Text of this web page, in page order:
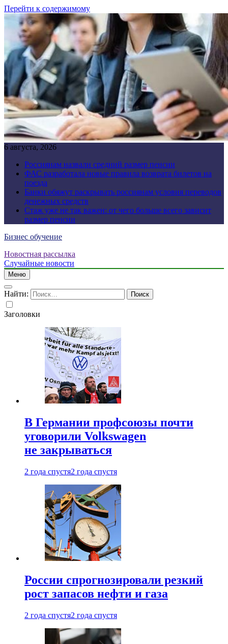
Перейти к содержимому
6 августа, 2026
Россиянам назвали средний размер пенсии
ФАС разработала новые правила возврата билетов на
поезда
Банки обяжут раскрывать россиянам условия переводов
денежных средств
Стаж уже не так важен: от чего больше всего зависит
размер пенсии
Бизнес обучение
Новостная рассылка
Случайные новости
Меню
Найти:
Заголовки
В Германии профсоюзы почти
уговорили Volkswagen
не закрываться
2 года спустя2 года спустя
России спрогнозировали резкий
рост запасов нефти и газа
2 года спустя2 года спустя